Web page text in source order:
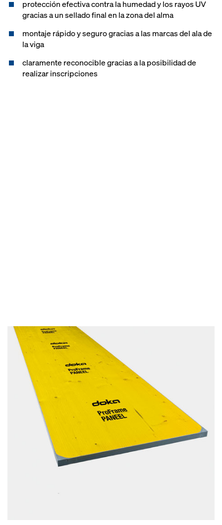
protección efectiva contra la humedad y los rayos UV
gracias a un sellado final en la zona del alma
montaje rápido y seguro gracias a las marcas del ala de
la viga
claramente reconocible gracias a la posibilidad de
realizar inscripciones